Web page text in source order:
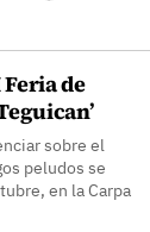
de
sobre el
peludos se
en la Carpa